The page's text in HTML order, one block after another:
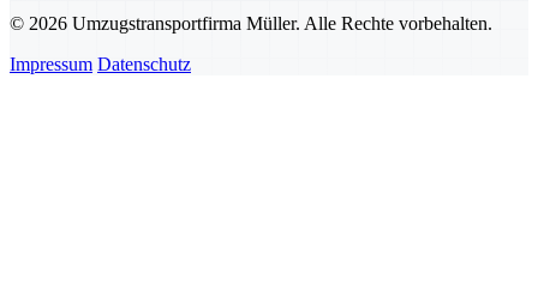
© 2026 Umzugstransportfirma Müller. Alle Rechte vorbehalten.
Impressum Datenschutz